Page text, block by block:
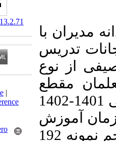
Download citation:
BibTeX
RIS|
|
Medlars
ProCite |Reference
Send citation to:
Mendeley
Zotero